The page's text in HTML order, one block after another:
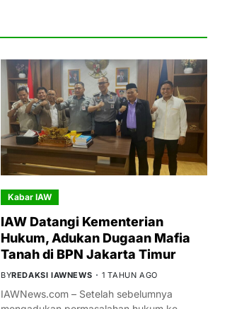
Kabar IAW
IAW Datangi Kementerian
Hukum, Adukan Dugaan Mafia
Tanah di BPN Jakarta Timur
BYREDAKSI IAWNEWS 1 TAHUN AGO
IAWNews.com – Setelah sebelumnya